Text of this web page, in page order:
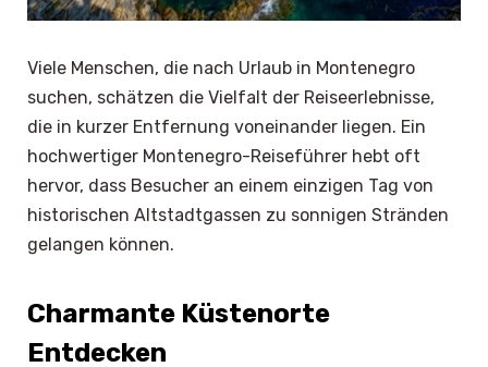
Viele Menschen, die nach Urlaub in Montenegro
suchen, schätzen die Vielfalt der Reiseerlebnisse,
die in kurzer Entfernung voneinander liegen. Ein
hochwertiger Montenegro-Reiseführer hebt oft
hervor, dass Besucher an einem einzigen Tag von
historischen Altstadtgassen zu sonnigen Stränden
gelangen können.
Charmante Küstenorte
Entdecken